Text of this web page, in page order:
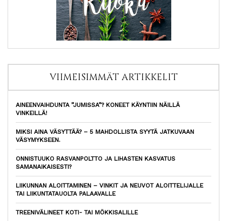
VIIMEISIMMÄT ARTIKKELIT
AINEENVAIHDUNTA ”JUMISSA”? KONEET KÄYNTIIN NÄILLÄ
VINKEILLÄ!
MIKSI AINA VÄSYTTÄÄ? – 5 MAHDOLLISTA SYYTÄ JATKUVAAN
VÄSYMYKSEEN.
ONNISTUUKO RASVANPOLTTO JA LIHASTEN KASVATUS
SAMANAIKAISESTI?
LIIKUNNAN ALOITTAMINEN – VINKIT JA NEUVOT ALOITTELIJALLE
TAI LIIKUNTATAUOLTA PALAAVALLE
TREENIVÄLINEET KOTI- TAI MÖKKISALILLE